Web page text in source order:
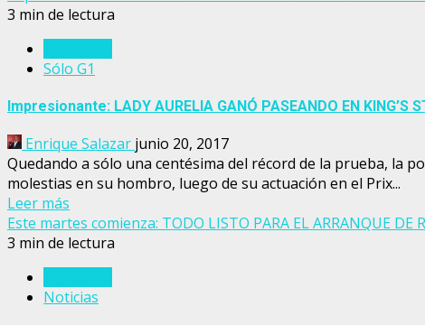
3 min de lectura
Sólo G1
Impresionante: LADY AURELIA GANÓ PASEANDO EN KING’S
Enrique Salazar junio 20, 2017
Quedando a sólo una centésima del récord de la prueba, la
molestias en su hombro, luego de su actuación en el Prix...
Leer más
Este martes comienza: TODO LISTO PARA EL ARRANQUE DE
3 min de lectura
Noticias